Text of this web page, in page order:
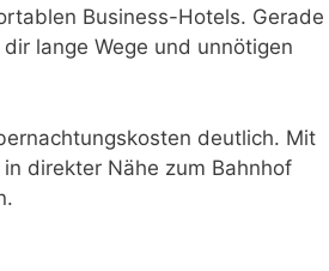
Business-Hotels. Gerade
lange Wege und unnötigen
deutlich. Mit
direkter Nähe zum Bahnhof